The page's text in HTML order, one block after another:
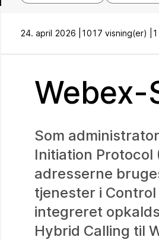
24. april 2026 | 1017 visning(er) |
Webex-
Som
Initiation Protocol
adresserne
tjenester i
integreret
Hybrid Calling til